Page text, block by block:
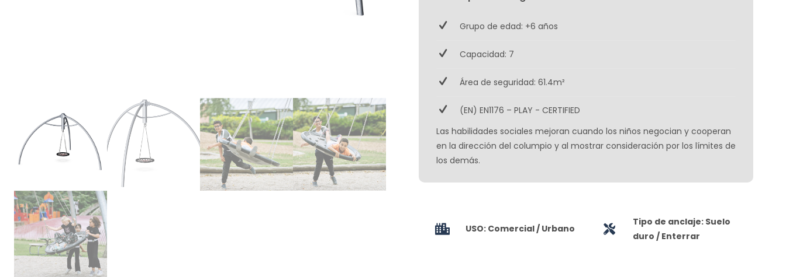
Grupo de edad: +6 años
Capacidad: 7
Área de seguridad: 61.4m²
(EN) EN1176 – PLAY - CERTIFIED
Las habilidades sociales mejoran cuando los niños negocian y cooperan
en la dirección del columpio y al mostrar consideración por los límites de
los demás.
USO: Comercial / Urbano
Tipo de anclaje: Suelo
duro / Enterrar